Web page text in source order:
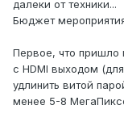
далеки от техники...
Бюджет
Первое, что пришло
с HDMI выходом
удлинить витой
менее 5-8